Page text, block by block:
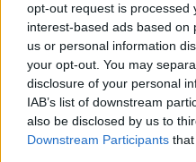
opt-out request is processed
interest-based ads based on
us or personal information
your opt-out. You may
disclosure of your personal
IAB’s list of downstream
also be disclosed by us to
Downstream Participants
È fondamentale che gli
rimangano vigili e
voce. Non possiamo
questo è solo l’inizio di
la giustizia e l’equità
dell’arte. E tu, cosa ne